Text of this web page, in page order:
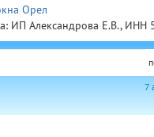
ИП Александрова Е.В., ИНН
7